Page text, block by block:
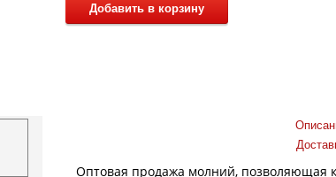
Добавить в корзину
Оптовая продажа молний, позволяющая